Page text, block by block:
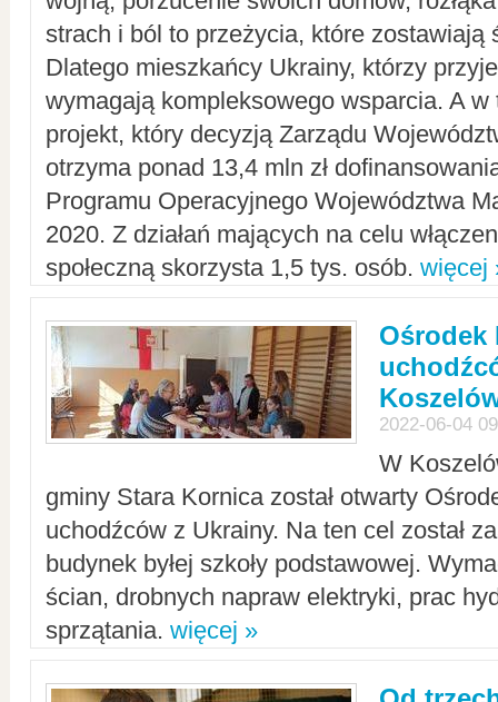
strach i ból to przeżycia, które zostawiają
Dlatego mieszkańcy Ukrainy, którzy
wymagają kompleksowego wsparcia. A w
projekt, który decyzją Zarządu
otrzyma ponad 13,4 mln zł
Programu Operacyjnego Województwa
2020. Z działań mających na celu
społeczną skorzysta 1,5 tys. osób. więcej
Ośrodek
2022-06-04
W
gminy Stara Kornica został otwarty
uchodźców z Ukrainy. Na ten cel został
budynek byłej szkoły podstawowej.
ścian, drobnych napraw elektryki, prac
sprzątania. więcej »